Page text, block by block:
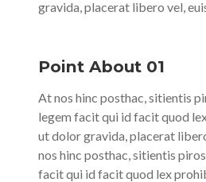
gravida, placerat libero vel,
Point About 01
At nos hinc posthac, sitientis
legem facit qui id facit quod
ut dolor gravida, placerat
nos hinc posthac, sitientis
facit qui id facit quod lex